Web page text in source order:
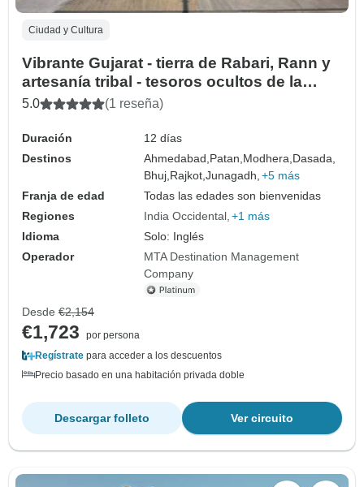
Ciudad y Cultura
Vibrante Gujarat - tierra de Rabari, Rann y
artesanía tribal - tesoros ocultos de la
India
5.0 (1 reseña)
Duración
12 días
Destinos
Ahmedabad, Patan, Modhera, Dasada,
Bhuj, Rajkot,Junagadh, +5 más
Franja de edad
Todas las edades son bienvenidas
Regiones
India Occidental +1 más
Idioma
Solo: Inglés
Operador
MTA Destination Management
Company
Desde €2,154
€1,723
por persona
Regístrate para acceder a los descuentos
Precio basado en una habitación privada doble
Ver circuito
Descargar folleto